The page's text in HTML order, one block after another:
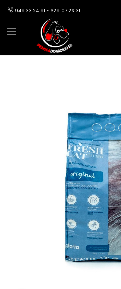
949 33 24 91 - 629 07 26 31